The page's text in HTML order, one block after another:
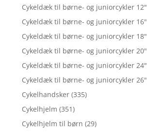
Cykeldæk til børne- og juniorcykler 12"
Cykeldæk til børne- og juniorcykler 16"
Cykeldæk til børne- og juniorcykler 18"
Cykeldæk til børne- og juniorcykler 20"
Cykeldæk til børne- og juniorcykler 24"
Cykeldæk til børne- og juniorcykler 26"
Cykelhandsker (335)
Cykelhjelm (351)
Cykelhjelm til børn (29)